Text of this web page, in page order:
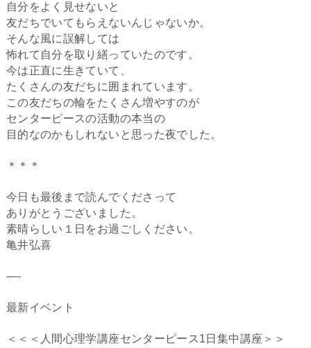
自分をよく見せないと
友だちでいてもらえないんじゃないか。
そんな風に誤解しては
怖れて自分を取り繕っていたのです。
今は正直に生きていて、
たくさんの友だちに囲まれています。
この友だちの輪をたくさん増やすのが
センターピースの活動の本当の
目的なのかもしれないと思った夜でした。
＊＊＊
今日も最後まで読んでくださって
ありがとうございました。
素晴らしい１日をお過ごしください。
亀井弘喜
—-
最新イベント
＜＜＜人間心理学講座センターピース1日集中講座＞＞